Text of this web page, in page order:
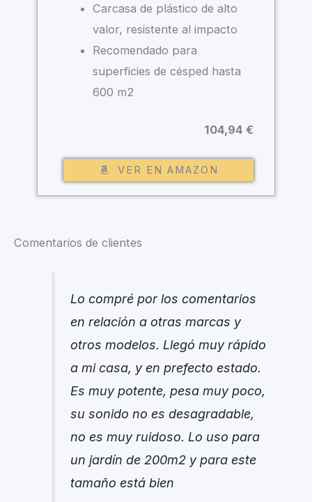
Carcasa de plástico de alto
valor, resistente al impacto
Recomendado para
superficies de césped hasta
600 m2
104,94 €
VER EN AMAZON
Comentarios de clientes
Lo compré por los comentarios
en relación a otras marcas y
otros modelos. Llegó muy rápido
a mi casa, y en prefecto estado.
Es muy potente, pesa muy poco,
su sonido no es desagradable,
no es muy ruidoso. Lo uso para
un jardín de 200m2 y para este
tamaño está bien